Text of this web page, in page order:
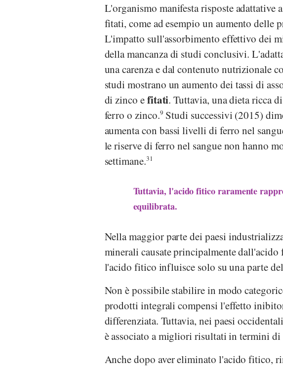
L'organismo manifesta risposte adattative
fitati, come ad esempio un aumento delle
L'impatto sull'assorbimento effettivo dei
della mancanza di studi conclusivi.
una carenza e dal contenuto nutrizionale
studi mostrano un aumento dei tassi di
di zinco efitati. Tuttavia, una dieta ricca
ferro o zinco.9 Studi successivi (2015)
aumenta con bassi livelli di ferro nel
le riserve di ferro nel sangue non hanno
settimane.31
Tuttavia, l'acido fitico raramente
equilibrata.
Nella maggior parte dei paesi
minerali causate principalmente
l'acido fitico influisce solo su una parte
Non è possibile stabilire in modo
prodotti integrali compensi l'effetto
differenziata. Tuttavia, nei paesi
è associato a migliori risultati in termini di
Anche dopo aver eliminato l'acido fitico,